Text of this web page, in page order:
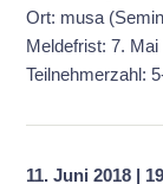
Ort: musa
Meldefrist: 7. Mai
Teilnehmerzahl:
11. Juni 2018 |